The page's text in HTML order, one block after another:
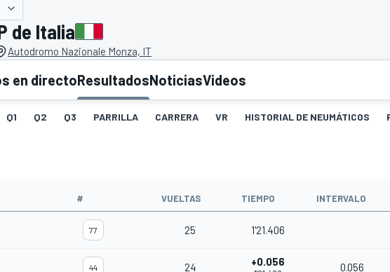
WRC
de Italia
Autodromo Nazionale Monza, IT
en directoResultadosNoticiasVideos
Q1 Q2 Q3 PARRILLA CARRERA VR HISTORIAL DE NEUMÁTICOS
# VUELTAS TIEMPO INTERVALO
77 25 1'21.406
44 24 +0.056 0.056